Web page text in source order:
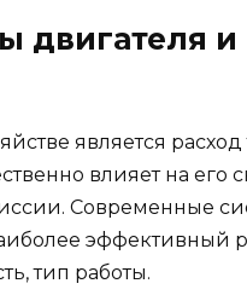
двигателя и
является расход
влияет на его
Современные
эффективный
тип работы.